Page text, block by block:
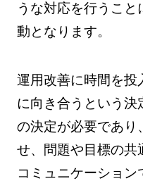
うな対応を行うこ
動となります。
運用改善に時間を投
に向き合うという決
の決定が必要であり
せ、問題や目標の共
コミュニケーショ